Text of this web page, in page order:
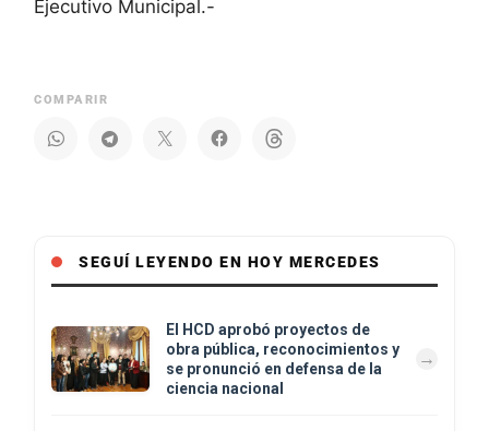
Ejecutivo Municipal.-
COMPARIR
SEGUÍ LEYENDO EN HOY MERCEDES
El HCD aprobó proyectos de
obra pública, reconocimientos y
se pronunció en defensa de la
ciencia nacional